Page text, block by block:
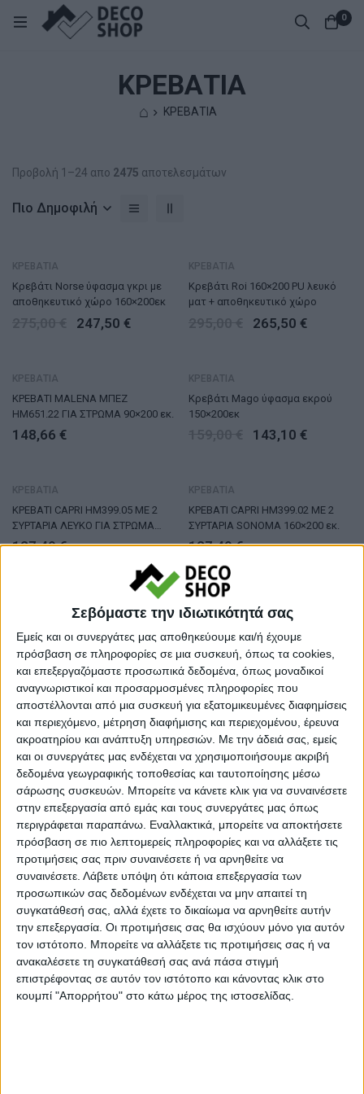
Σεβόμαστε την ιδιωτικότητά σας
Εμείς και οι συνεργάτες μας αποθηκεύουμε και/ή έχουμε
πρόσβαση σε πληροφορίες σε μια συσκευή, όπως τα cookies,
και επεξεργαζόμαστε προσωπικά δεδομένα, όπως μοναδικοί
αναγνωριστικοί και προσαρμοσμένες πληροφορίες που
αποστέλλονται από μια συσκευή για εξατομικευμένες διαφημίσεις
και περιεχόμενο, μέτρηση διαφήμισης και περιεχομένου, έρευνα
ακροατηρίου και ανάπτυξη υπηρεσιών. Με την άδειά σας, εμείς
και οι συνεργάτες μας ενδέχεται να χρησιμοποιήσουμε ακριβή
δεδομένα γεωγραφικής τοποθεσίας και ταυτοποίησης μέσω
σάρωσης συσκευών. Μπορείτε να κάνετε κλικ για να συναινέσετε
στην επεξεργασία από εμάς και τους συνεργάτες μας όπως
περιγράφεται παραπάνω. Εναλλακτικά, μπορείτε να αποκτήσετε
πρόσβαση σε πιο λεπτομερείς πληροφορίες και να αλλάξετε τις
προτιμήσεις σας πριν συναινέσετε ή να αρνηθείτε να
συναινέσετε. Λάβετε υπόψη ότι κάποια επεξεργασία των
προσωπικών σας δεδομένων ενδέχεται να μην απαιτεί τη
συγκατάθεσή σας, αλλά έχετε το δικαίωμα να αρνηθείτε αυτήν
την επεξεργασία. Οι προτιμήσεις σας θα ισχύουν μόνο για αυτόν
τον ιστότοπο. Μπορείτε να αλλάξετε τις προτιμήσεις σας ή να
ανακαλέσετε τη συγκατάθεσή σας ανά πάσα στιγμή
επιστρέφοντας σε αυτόν τον ιστότοπο και κάνοντας κλικ στο
κουμπί "Απορρήτου" στο κάτω μέρος της ιστοσελίδας.
0
ΚΡΕΒΑΤΙΑ
⌂ ΚΡΕΒΑΤΙΑ
Προβολή 1–24 απο 2475 αποτελεσμάτων
Πιο Δημοφιλή
ΚΡΕΒΑΤΙΑ
Κρεβάτι Norse ύφασμα γκρι με
αποθηκευτικό χώρο 160×200εκ
247,50 €
ΚΡΕΒΑΤΙΑ
Κρεβάτι Roi 160×200 PU λευκό
ματ + αποθηκευτικό χώρο
265,50 €
ΚΡΕΒΑΤΙΑ
ΚΡΕΒΑΤΙ MALENA ΜΠΕΖ
HM651.22 ΓΙΑ ΣΤΡΩΜΑ 90×200 εκ.
148,66 €
ΚΡΕΒΑΤΙΑ
Κρεβάτι Mago ύφασμα εκρού
150×200εκ
143,10 €
ΚΡΕΒΑΤΙΑ
ΚΡΕΒΑΤΙ CAPRI HM399.05 ΜΕ 2
ΣΥΡΤΑΡΙΑ ΛΕΥΚΟ ΓΙΑ ΣΤΡΩΜΑ
160×200 εκ.
127,49€
ΚΡΕΒΑΤΙΑ
ΚΡΕΒΑΤΙ CAPRI HM399.02 ΜΕ 2
ΣΥΡΤΑΡΙΑ SONOMA 160×200 εκ.
127,49€
ΚΡΕΒΑΤΙ CAPRI HM312.05 ΜΕ 2
ΣΥΡΤΑΡΙΑ ΛΕΥΚΟ ΓΙΑ ΣΤΡΩΜΑ
150×200 εκ.
118,99€
ΚΡΕΒΑΤΙ CAPRI HM312.04 ΜΕ 2
ΣΥΡΤΑΡΙΑ SONOMA-ΓΚΡΙ ΓΙΑ
ΣΤΡΩΜΑ 150×200εκ.
127,49€
ΚΡΕΒΑΤΙ MALENA ΑΠΟ ΜΠΕΖ
ΥΦΑΣΜΑ NUBUCK HM647.22 ΓΙΑ
ΣΤΡΩΜΑ 120×200 εκ.
169,91€
ΚΡΕΒΑΤΙΑ
Φωτιστικό τοίχου-απλίκα Zhola
E27 40W μαύρο 17x12x25εκ
20,90€ 18,80€
ΚΡΕΒΑΤΙΑ
Φωτιστικό οροφής δίφωτο PWL-
1033 Ε27 καρυδί-μαύρο
40x15x60εκ
24,50€ 22,00€
ΚΡΕΒΑΤΙΑ
Τραπέζι Astrid γυάλινο 10χιλ –
πόδι μαύρο 140x80x75εκ
105,00€ 94,50€
ΚΡΕΒΑΤΙΑ
Συρταριέρα OLYMPUS με 4
συρτάρια χρώμα antique ανθρακί
80x40x95εκ
94,00€ 84,60€
ΚΡΕΒΑΤΙΑ
Στρώμα Perfecto Continuous
springs μονής όψης ανώστρωμα
22-24cm 100×200εκ
119,00€ 107,10